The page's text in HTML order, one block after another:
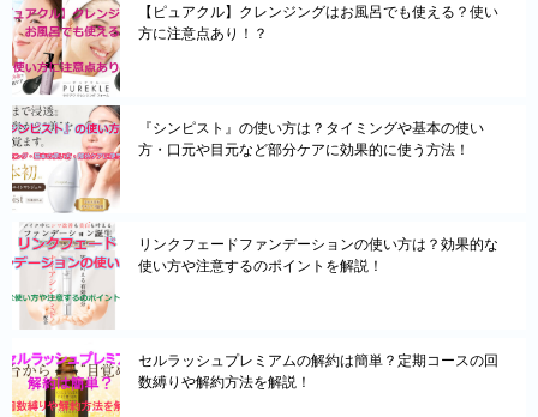
【ピュアクル】クレンジングはお風呂でも使える？使い
方に注意点あり！？
『シンピスト』の使い方は？タイミングや基本の使い
方・口元や目元など部分ケアに効果的に使う方法！
リンクフェードファンデーションの使い方は？効果的な
使い方や注意するのポイントを解説！
セルラッシュプレミアムの解約は簡単？定期コースの回
数縛りや解約方法を解説！